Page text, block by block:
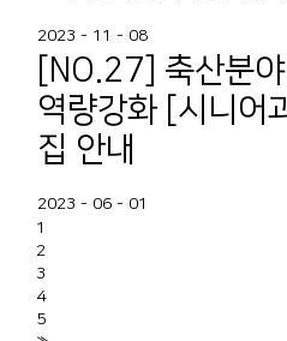
2023 - 11 - 08
[NO.27] 축산분
역량강화 [시니어
집 안내
2023 - 06 - 01
1
2
3
4
5